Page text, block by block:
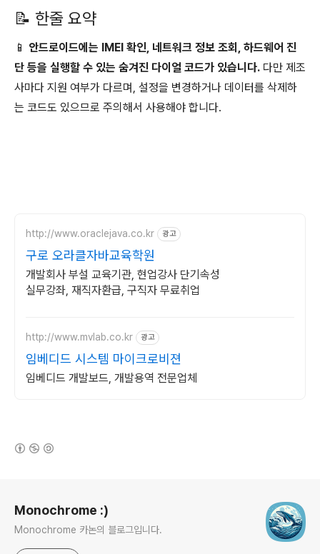
📝 한줄 요약
📱 안드로이드에는 IMEI 확인, 네트워크 정보 조회, 하드웨어 진
단 등을 실행할 수 있는 숨겨진 다이얼 코드가 있습니다. 다만 제조
사마다 지원 여부가 다르며, 설정을 변경하거나 데이터를 삭제하
는 코드도 있으므로 주의해서 사용해야 합니다.
http://www.oraclejava.co.kr 광고
구로 오라클자바교육학원
개발회사 부설 교육기관, 현업강사 단기속성
실무강좌, 재직자환급, 구직자 무료취업
http://www.mvlab.co.kr 광고
임베디드 시스템 마이크로비젼
임베디드 개발보드, 개발용역 전문업체
Monochrome :)
Monochrome 카논의 블로그입니다.